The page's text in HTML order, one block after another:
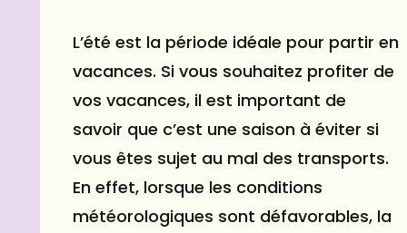
L’été est la période idéale pour partir en
vacances. Si vous souhaitez profiter de
vos vacances, il est important de
savoir que c’est une saison à éviter si
vous êtes sujet au mal des transports.
En effet, lorsque les conditions
météorologiques sont défavorables, la